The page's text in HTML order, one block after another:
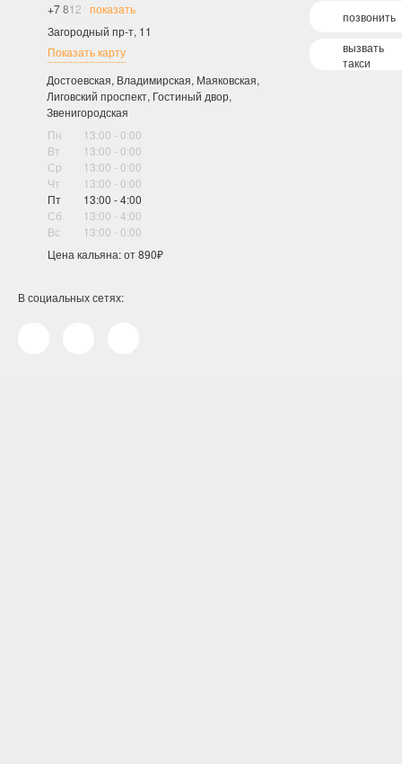
+7 812 900-40-28
показать
Загородный пр-т, 11
Показать карту
Достоевская, Владимирская, Маяковская,
Лиговский проспект, Гостиный двор,
Звенигородская
Пн
13:00 - 0:00
Вт
13:00 - 0:00
Ср
13:00 - 0:00
Чт
13:00 - 0:00
Пт
13:00 - 4:00
Сб
13:00 - 4:00
Вс
13:00 - 0:00
Цена кальяна: от 890₽
В социальных сетях:
позвонить
вызвать
такси